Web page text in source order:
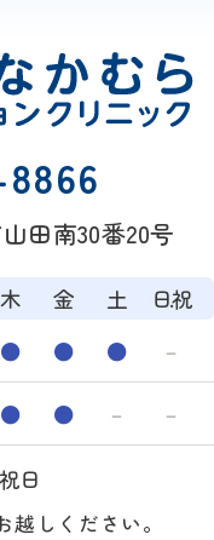
田南30番20号
木 金 土 日.祝
● ● ● －
● ● － －
日
しください。